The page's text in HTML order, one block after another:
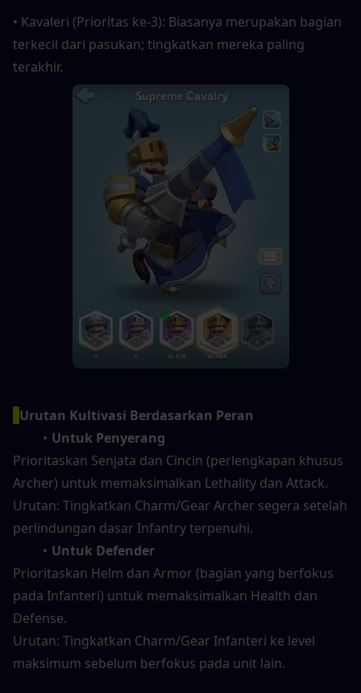
• Kavaleri (Prioritas ke-3): Biasanya merupakan bagian
terkecil dari pasukan; tingkatkan mereka paling
terakhir.
Urutan Kultivasi Berdasarkan Peran
Untuk Penyerang
Prioritaskan Senjata dan Cincin (perlengkapan khusus
Archer) untuk memaksimalkan Lethality dan Attack.
Urutan: Tingkatkan Charm/Gear Archer segera setelah
perlindungan dasar Infantry terpenuhi.
Untuk Defender
Prioritaskan Helm dan Armor (bagian yang berfokus
pada Infanteri) untuk memaksimalkan Health dan
Defense.
Urutan: Tingkatkan Charm/Gear Infanteri ke level
maksimum sebelum berfokus pada unit lain.